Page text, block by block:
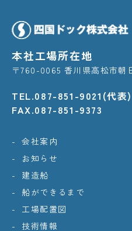
本社工場所在地
〒760-0065 香川県高松市朝
TEL.087-851-9021(代表)
FAX.087-851-9373
会社案内
お知らせ
建造船
船ができるまで
工場配置図
技術情報